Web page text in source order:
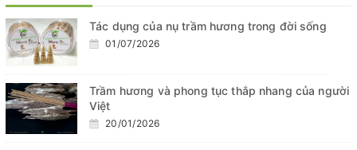
Tác dụng của nụ trầm hương trong đời sống
01/07/2026
Trầm hương và phong tục thắp nhang của người
Việt
20/01/2026